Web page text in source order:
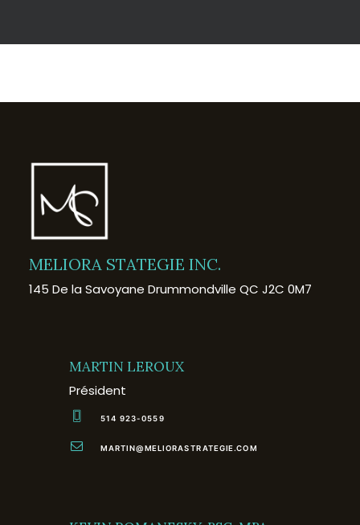
MELIORA STATEGIE INC.
145 De la Savoyane Drummondville QC J2C 0M7
MARTIN LEROUX
Président
514 923-0559
MARTIN@MELIORASTRATEGIE.COM